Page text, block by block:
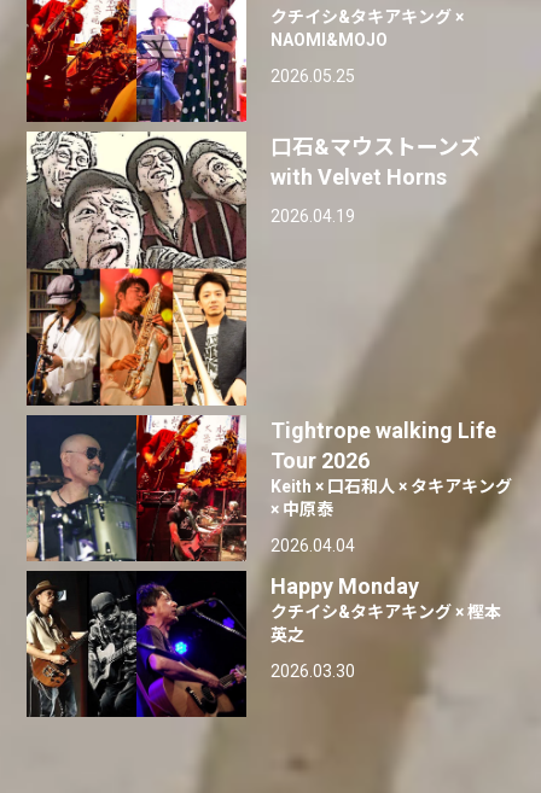
クチイシ&タキアキング ×
NAOMI&MOJO
2026.05.25
口石&マウストーンズ
with Velvet Horns
2026.04.19
Tightrope walking Life
Tour 2026
Keith × 口石和人 × タキアキング
× 中原泰
2026.04.04
Happy Monday
クチイシ&タキアキング × 樫本
英之
2026.03.30